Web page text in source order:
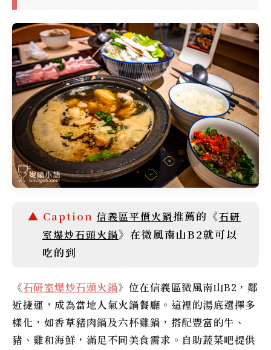
信義區平價火鍋推薦的《石研
室爆炒石頭火鍋》在微風南山B2就可以
吃的到
《石研室爆炒石頭火鍋》位在信義區微風南山B2，鄰
近捷運，成為當地人氣火鍋餐廳。這裡的湯底選擇多
樣化，如香草豬肉鍋及六杯雞鍋，搭配豐富的牛、
豬、雞和海鮮，滿足不同美食需求。自助蔬菜吧提供